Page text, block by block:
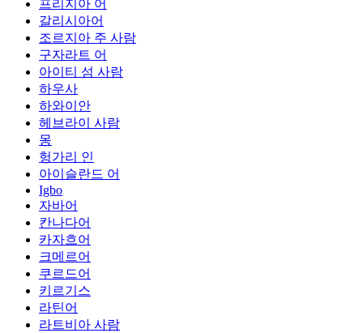
프리지아 어
갈리시아어
조르지아 주 사람
구자라트 어
아이티 섬 사람
하우사
하와이안
헤브라이 사람
몽
헝가리 인
아이슬란드 어
Igbo
자바어
칸나다어
카자흐어
크메르어
쿠르드어
키르기스
라틴어
라트비아 사람